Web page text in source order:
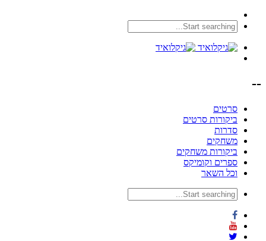
--
סרטים
ביקורות סרטים
סדרות
משחקים
ביקורות משחקים
ספרים וקומיקס
וכל השאר